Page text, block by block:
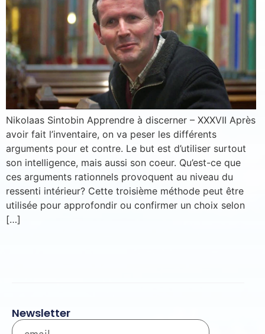
Nikolaas Sintobin Apprendre à discerner – XXXVII Après
avoir fait l’inventaire, on va peser les différents
arguments pour et contre. Le but est d’utiliser surtout
son intelligence, mais aussi son coeur. Qu’est-ce que
ces arguments rationnels provoquent au niveau du
ressenti intérieur? Cette troisième méthode peut être
utilisée pour approfondir ou confirmer un choix selon
[…]
Newsletter
S'inscrire
Se désinscrire